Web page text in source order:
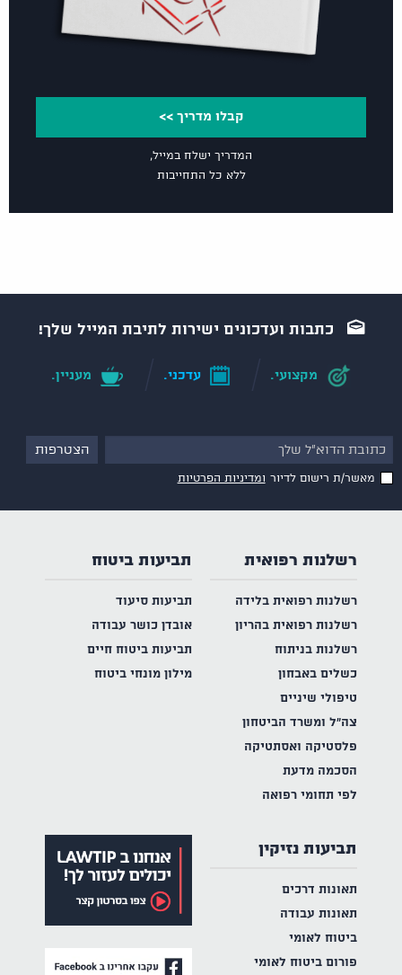
קבלו מדריך >>
המדריך ישלח במייל,
ללא כל התחייבות
כתבות ועדכונים ישירות לתיבת המייל שלך!
מקצועי. עדכני. מעניין.
מאשר/ת רישום לדיור ומדיניות הפרטיות
רשלנות רפואית
רשלנות רפואית בלידה
רשלנות רפואית בהריון
רשלנות בניתוח
כשלים באבחון
טיפולי שיניים
צה"ל ומשרד הביטחון
פלסטיקה ואסתטיקה
הסכמה מדעת
לפי תחומי רפואה
תביעות ביטוח
תביעות סיעוד
אובדן כושר עבודה
תביעות ביטוח חיים
מילון מונחי ביטוח
תביעות נזיקין
תאונות דרכים
תאונות עבודה
ביטוח לאומי
פורום ביטוח לאומי